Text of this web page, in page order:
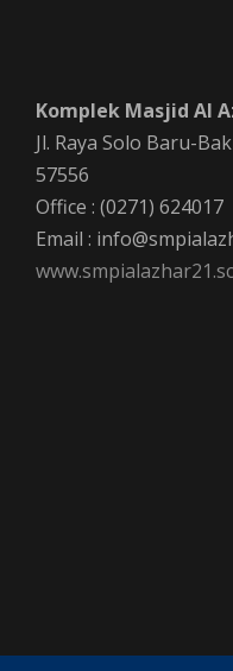
Komplek Masjid Al
Jl. Raya Solo Baru-
57556
Office : (0271) 624017
Email :